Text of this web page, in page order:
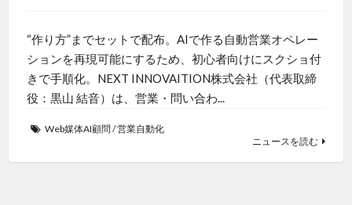
“作り方”までセットで配布。AIで作る自動営業オペレー
ションを再現可能にするため、初心者向けにスクショ付
きで手順化。NEXT INNOVAITION株式会社（代表取締
役：黒山 結音）は、営業・問い合わ...
Web媒体AI顧問 /営業自動化
ニュースを読む